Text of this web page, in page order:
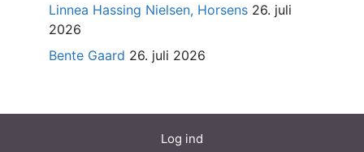
Linnea Hassing Nielsen, Horsens 26. juli
2026
Bente Gaard 26. juli 2026
Log ind